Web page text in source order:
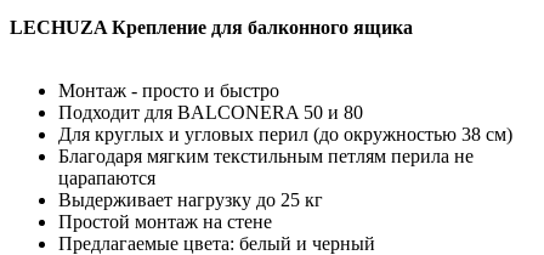
LECHUZA Крепление для балконного ящика
Монтаж - просто и быстро
Подходит для BALCONERA 50 и 80
Для круглых и угловых перил (до окружностью 38 см)
Благодаря мягким текстильным петлям перила не
царапаются
Выдерживает нагрузку до 25 кг
Простой монтаж на стене
Предлагаемые цвета: белый и черный